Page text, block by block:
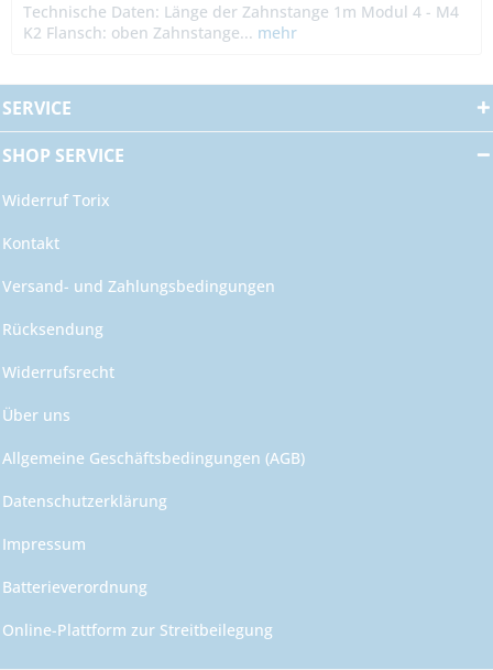
Technische Daten: Länge der Zahnstange 1m Modul 4 - M4
K2 Flansch: oben Zahnstange... mehr
SERVICE
SHOP SERVICE
Widerruf Torix
Kontakt
Versand- und Zahlungsbedingungen
Rücksendung
Widerrufsrecht
Über uns
Allgemeine Geschäftsbedingungen (AGB)
Datenschutzerklärung
Impressum
Batterieverordnung
Online-Plattform zur Streitbeilegung